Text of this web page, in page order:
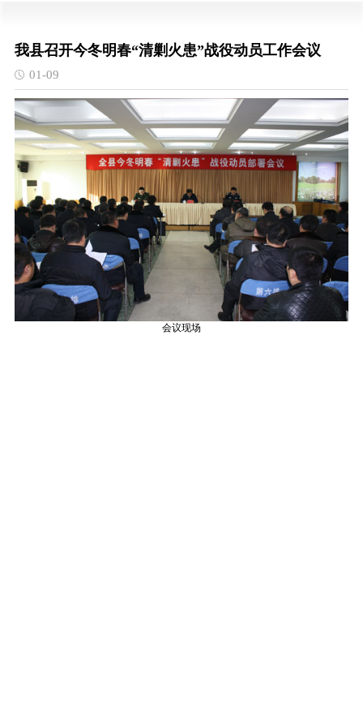
我县召开今冬明春“清剿火患”战役动员工作会议
01-09
会议现场